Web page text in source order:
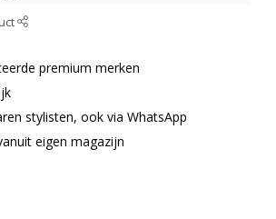
premium merken
stylisten, ook via WhatsApp
eigen magazijn